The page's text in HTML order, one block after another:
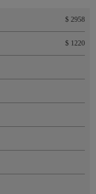
$ 2958
$ 1220